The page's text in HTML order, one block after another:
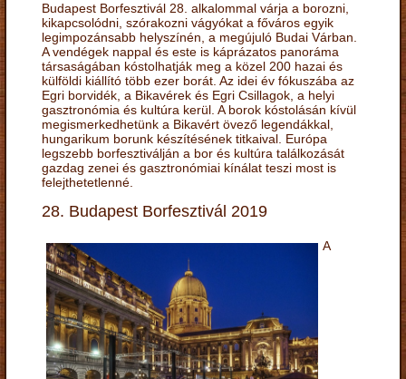
Budapest Borfesztivál 28. alkalommal várja a borozni,
kikapcsolódni, szórakozni vágyókat a főváros egyik
legimpozánsabb helyszínén, a megújuló Budai Várban.
A vendégek nappal és este is káprázatos panoráma
társaságában kóstolhatják meg a közel 200 hazai és
külföldi kiállító több ezer borát. Az idei év fókuszába az
Egri borvidék, a Bikavérek és Egri Csillagok, a helyi
gasztronómia és kultúra kerül. A borok kóstolásán kívül
megismerkedhetünk a Bikavért övező legendákkal,
hungarikum borunk készítésének titkaival. Európa
legszebb borfesztiválján a bor és kultúra találkozását
gazdag zenei és gasztronómiai kínálat teszi most is
felejthetetlenné.
28. Budapest Borfesztivál 2019
A